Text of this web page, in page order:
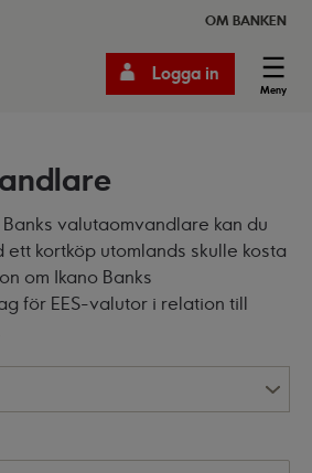
OM BANKEN
Meny
Logga in
valutaomvandlare kan du
ett kortköp utomlands skulle kosta
om Ikano Banks
för EES-valutor i relation till